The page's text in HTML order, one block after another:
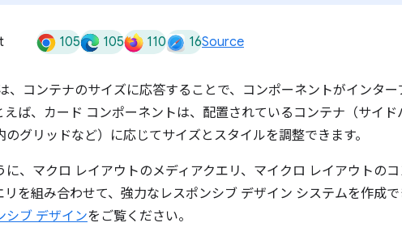
105 105 110 16Source
、コンテナのサイズに応答することで、コンポーネントがインタ
えば、カード コンポーネントは、配置されているコンテナ（サイ
グリッドなど）に応じてサイズとスタイルを調整できます。
に、マクロ レイアウトのメディアクエリ、マイクロ レイアウトの
を組み合わせて、強力なレスポンシブ デザイン システムを作成で
シブ デザインをご覧ください。